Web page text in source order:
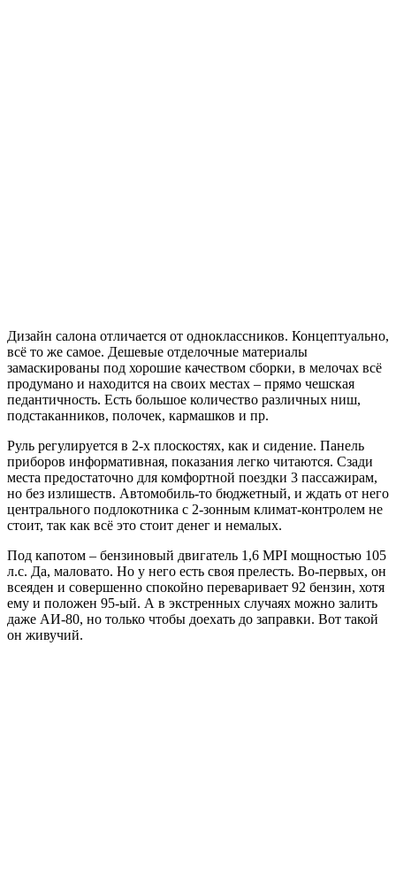
Дизайн салона отличается от одноклассников. Концептуально,
всё то же самое. Дешевые отделочные материалы
замаскированы под хорошие качеством сборки, в мелочах всё
продумано и находится на своих местах – прямо чешская
педантичность. Есть большое количество различных ниш,
подстаканников, полочек, кармашков и пр.
Руль регулируется в 2-х плоскостях, как и сидение. Панель
приборов информативная, показания легко читаются. Сзади
места предостаточно для комфортной поездки 3 пассажирам,
но без излишеств. Автомобиль-то бюджетный, и ждать от него
центрального подлокотника с 2-зонным климат-контролем не
стоит, так как всё это стоит денег и немалых.
Под капотом – бензиновый двигатель 1,6 MPI мощностью 105
л.с. Да, маловато. Но у него есть своя прелесть. Во-первых, он
всеяден и совершенно спокойно переваривает 92 бензин, хотя
ему и положен 95-ый. А в экстренных случаях можно залить
даже АИ-80, но только чтобы доехать до заправки. Вот такой
он живучий.